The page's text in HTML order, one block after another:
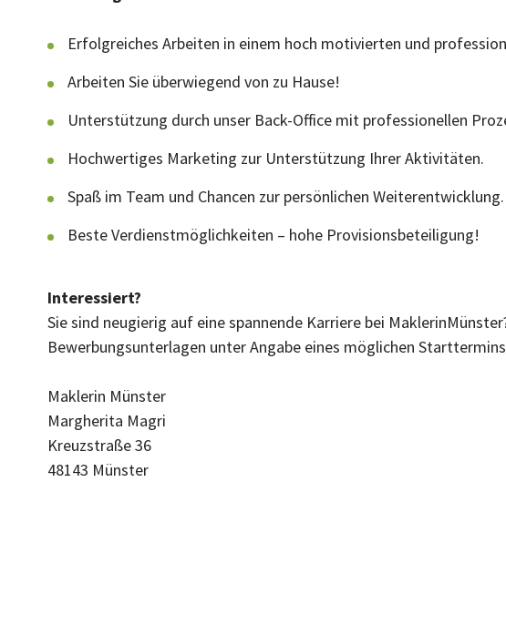
Erfolgreiches Arbeiten in einem hoch motivierten und
Arbeiten Sie überwiegend von zu Hause!
Unterstützung durch unser Back-Office mit professionellen
Hochwertiges Marketing zur Unterstützung Ihrer Aktivitäten.
Spaß im Team und Chancen zur persönlichen Weiterentwicklung.
Beste Verdienstmöglichkeiten – hohe Provisionsbeteiligung!
Interessiert?
Sie sind neugierig auf eine spannende Karriere bei
Bewerbungsunterlagen unter Angabe eines möglichen
Maklerin Münster
Margherita Magri
Kreuzstraße 36
48143 Münster